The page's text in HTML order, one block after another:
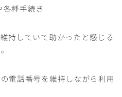
種手続き
持していて助かったと感じる
電話番号を維持しながら利用